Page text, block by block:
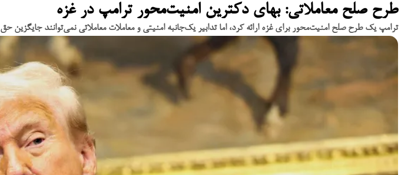
طرح صلح معاملاتی: بهای دکترین امنیت‌محور ترامپ در غزه
ترامپ یک طرح صلح امنیت‌محور برای غزه ارائه کرد، اما تدابیر یک‌جانبه امنیتی و معاملات معاملاتی نمی‌توانند جایگزین